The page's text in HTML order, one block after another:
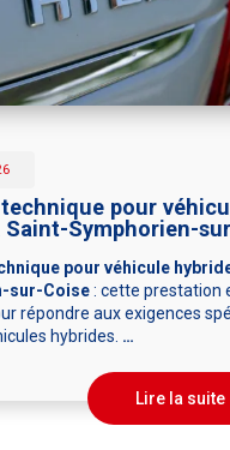
pour
Saint-Symphorien-
pour véhicule
sur-Coise: cette prestation
répondre aux exigences
hybrides. …
Lire la suite